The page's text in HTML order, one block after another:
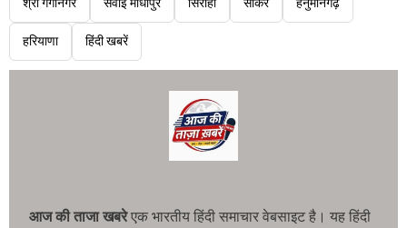
श्री गंगानगर सवाई माधोपुर सिरोही सीकर हनुमानगढ़
हरियाणा हिंदी खबरें
आज की ताजा खबरेएक भारतीय हिंदी समाचार वेबसाइट है। यह हिंदी